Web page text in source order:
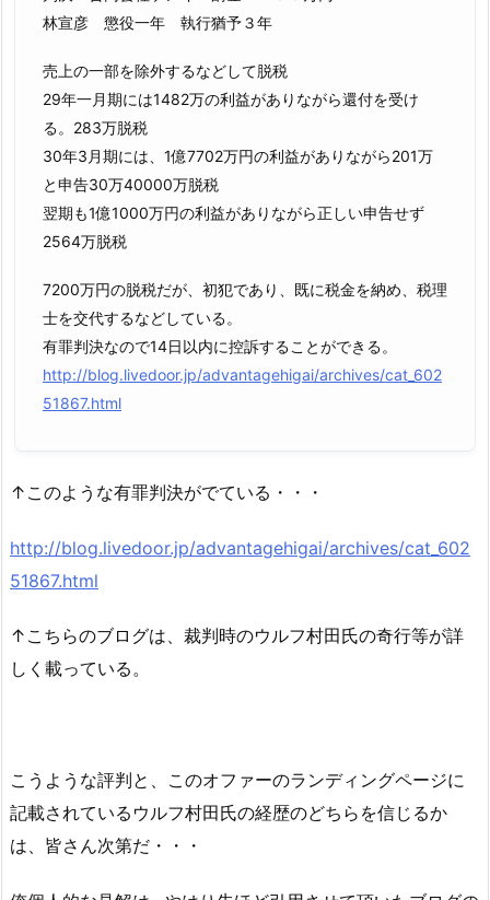
林宣彦 懲役一年 執行猶予３年
売上の一部を除外するなどして脱税
29年一月期には1482万の利益がありながら還付を受け
る。283万脱税
30年3月期には、1億7702万円の利益がありながら201万
と申告30万40000万脱税
翌期も1億1000万円の利益がありながら正しい申告せず
2564万脱税
7200万円の脱税だが、初犯であり、既に税金を納め、税理
士を交代するなどしている。
有罪判決なので14日以内に控訴することができる。
http://blog.livedoor.jp/advantagehigai/archives/cat_602
51867.html
↑このような有罪判決がでている・・・
http://blog.livedoor.jp/advantagehigai/archives/cat_602
51867.html
↑こちらのブログは、裁判時のウルフ村田氏の奇行等が詳
しく載っている。
こうような評判と、このオファーのランディングページに
記載されているウルフ村田氏の経歴のどちらを信じるか
は、皆さん次第だ・・・